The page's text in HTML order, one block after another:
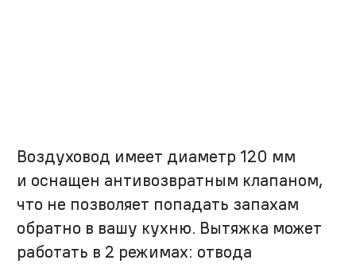
Воздуховод имеет диаметр 120 мм
и оснащен антивозвратным клапаном,
что не позволяет попадать запахам
обратно в вашу кухню. Вытяжка может
работать в 2 режимах: отвода